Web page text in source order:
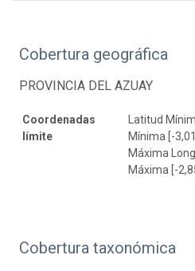
Cobertura geográfica
PROVINCIA DEL AZUAY
Coordenadas
límite
Latitud
Mínima [-
Máxima
Máxima [-
Cobertura taxonómica